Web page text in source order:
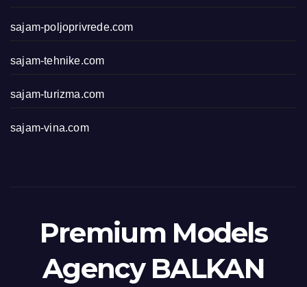
sajam-poljoprivrede.com
sajam-tehnike.com
sajam-turizma.com
sajam-vina.com
Premium Models
Agency BALKAN